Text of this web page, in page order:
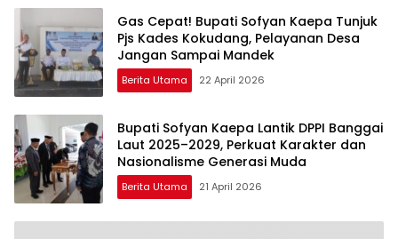
Gas Cepat! Bupati Sofyan Kaepa Tunjuk
Pjs Kades Kokudang, Pelayanan Desa
Jangan Sampai Mandek
Berita Utama 22 April 2026
Bupati Sofyan Kaepa Lantik DPPI Banggai
Laut 2025–2029, Perkuat Karakter dan
Nasionalisme Generasi Muda
Berita Utama 21 April 2026